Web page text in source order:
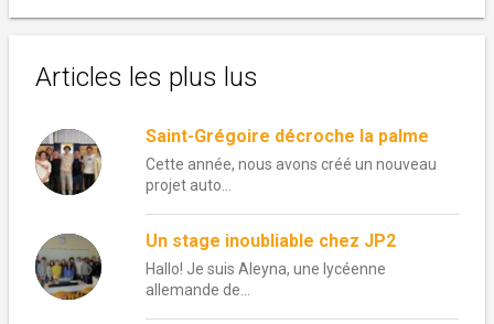
Articles les plus lus
Saint-Grégoire décroche la palme
Cette année, nous avons créé un nouveau
projet auto...
Un stage inoubliable chez JP2
Hallo! Je suis Aleyna, une lycéenne
allemande de...